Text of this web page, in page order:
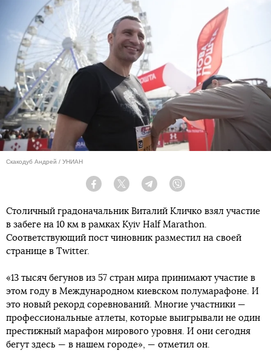
Скакодуб Андрей / УНИАН
Facebook Twitter Telegram
Столичный градоначальник Виталий Кличко взял участие
в забеге на 10 км в рамках Kyiv Half Marathon.
Соответствующий пост чиновник разместил на своей
странице в Twitter.
«13 тысяч бегунов из 57 стран мира принимают участие в
этом году в Международном киевском полумарафоне. И
это новый рекорд соревнований. Многие участники —
профессиональные атлеты, которые выигрывали не один
престижный марафон мирового уровня. И они сегодня
бегут здесь — в нашем городе», — отметил он.